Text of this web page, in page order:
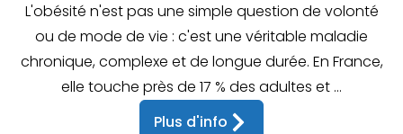
L'obésité n'est pas une simple question de volonté
ou de mode de vie : c'est une véritable maladie
chronique, complexe et de longue durée. En France,
elle touche près de 17 % des adultes et ...
Plus d'info